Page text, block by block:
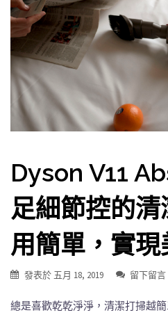
Dyson V11
足細節控的
用簡單，實現
發表於 五月 18, 2019 留下留言
總是喜歡乾乾淨淨，清潔打掃越